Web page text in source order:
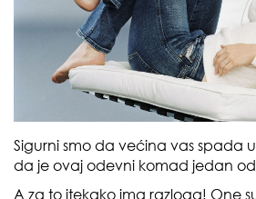
Sigurni smo da većina vas spada
da je ovaj odevni komad jedan
A za to itekako ima razloga! One